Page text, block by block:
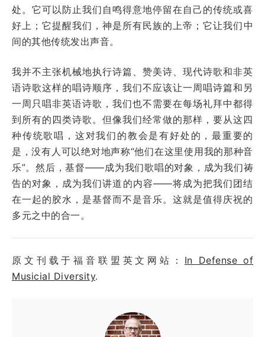
处。它可以防止我们自鸣得意地停留在自己的传统或喜
好上；它提醒我们，神是所有民族的上帝；它让我们中
间的其他传统发出声音。
我并不主张机械地执行诗篇、赞美诗、现代诗歌和非英
语诗歌这样的唱诗顺序，我们不应该让一周唱诗篇和另
一周只唱非英语诗歌，我们也不需要在每场礼拜中都得
到所有的四类诗歌。但像我们经常做的那样，要从这四
种传统歌唱，这对我们的教会是有好处的，最重要的
是，没有人可以绝对地声称“他们在这里使用我的那种音
乐”。然后，基督——成为我们歌唱的对象，成为我们祷
告的对象，成为我们讲道的内容——将成为把我们团结
在一起的胶水，是基督而不是音乐。这就是值得庆祝的
多元之中的合一。
原文刊载于福音联盟英文网站： In Defense of
Musicial Diversity.